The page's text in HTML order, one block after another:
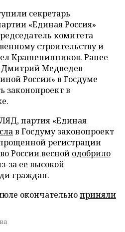
секретарь
«Единая Россия»
комитета
строительству и
Крашенинников. Ранее
Дмитрий Медведев
России» в Госдуме
законопроект в
партия «Единая
в Госдуму законопроект
регистрации
России весной одобрило
за ее высокой
граждан.
окончательноприняли